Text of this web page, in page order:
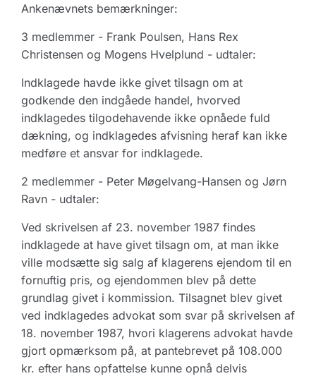
Ankenævnets bemærkninger:
3 medlemmer - Frank Poulsen, Hans Rex
Christensen og Mogens Hvelplund - udtaler:
Indklagede havde ikke givet tilsagn om at
godkende den indgåede handel, hvorved
indklagedes tilgodehavende ikke opnåede fuld
dækning, og indklagedes afvisning heraf kan ikke
medføre et ansvar for indklagede.
2 medlemmer - Peter Møgelvang-Hansen og Jørn
Ravn - udtaler:
Ved skrivelsen af 23. november 1987 findes
indklagede at have givet tilsagn om, at man ikke
ville modsætte sig salg af klagerens ejendom til en
fornuftig pris, og ejendommen blev på dette
grundlag givet i kommission. Tilsagnet blev givet
ved indklagedes advokat som svar på skrivelsen af
18. november 1987, hvori klagerens advokat havde
gjort opmærksom på, at pantebrevet på 108.000
kr. efter hans opfattelse kunne opnå delvis